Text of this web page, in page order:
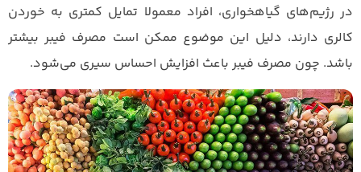
در رژیم‌های گیاهخواری، افراد معمولا تمایل کمتری به خوردن
کالری دارند، دلیل این موضوع ممکن است مصرف فیبر بیشتر
باشد. چون مصرف فیبر باعث افزایش احساس سیری می‌شود.